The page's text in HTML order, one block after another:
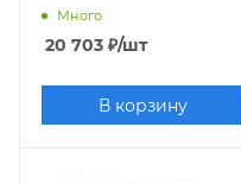
одноконтурный,
закрытая камера),
труба отдельно
Много
20 703 ₽/шт
В корзину